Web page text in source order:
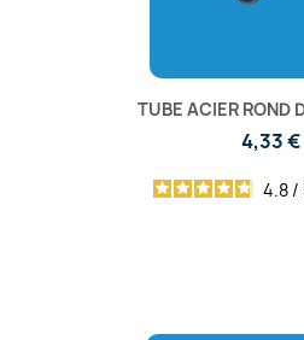
TUBE ACIER ROND
4,33 €
4.8 /